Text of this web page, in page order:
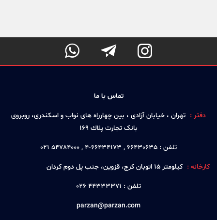



تماس با ما
دفتر : تهران ، خيابان آزادی ، بين چهارراه های نواب و اسكندری، روبروی
بانک تجارت پلاك 169
تلفن : 66430635 , 66434173-4 , 54784000 021
کارخانه : كيلومتر 15 اتوبان كرج، قزوين، جنب پل دوم كردان
تلفن : 44333371 026
parzan@parzan.com